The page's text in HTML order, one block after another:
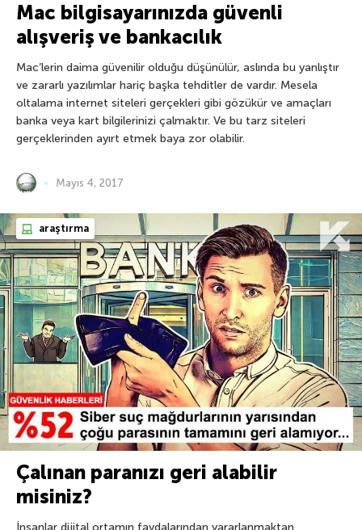
Mac bilgisayarınızda güvenli
alışveriş ve bankacılık
Mac’lerin daima güvenilir olduğu düşünülür, aslında bu yanlıştır
ve zararlı yazılımlar hariç başka tehditler de vardır. Mesela
oltalama internet siteleri gerçekleri gibi gözükür ve amaçları
banka veya kart bilgilerinizi çalmaktır. Ve bu tarz siteleri
gerçeklerinden ayırt etmek baya zor olabilir.
Mayıs 4, 2017
araştırma
Çalınan paranızı geri alabilir
misiniz?
İnsanlar dijital ortamın faydalarından yararlanmaktan